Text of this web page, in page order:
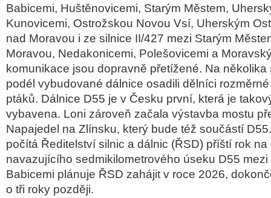
Babicemi, Huštěnovicemi, Starým Městem,
Kunovicemi, Ostrožskou Novou Vsí, Uherským
nad Moravou i ze silnice II/427 mezi Starým
Moravou, Nedakonicemi, Polešovicemi a
komunikace jsou dopravně přetížené. Na několika
podél vybudované dálnice osadili dělníci
ptáků. Dálnice D55 je v Česku první, která je
vybavena. Loni zároveň začala výstavba mostu
Napajedel na Zlínsku, který bude též součástí
počítá Ředitelství silnic a dálnic (ŘSD) příští rok
navazujícího sedmikilometrového úseku D55
Babicemi plánuje ŘSD zahájit v roce 2026,
o tři roky později.